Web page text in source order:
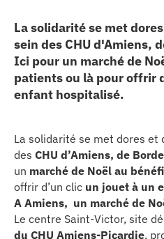
au CHU
écologique
La solidarité se met
sein des CHU d'Amiens,
Ici pour un marché de
patients ou là pour offrir
enfant hospitalisé.
La solidarité se met dores et
des CHU d’Amiens, de
un marché de Noël au
offrir d’un clic un jouet à un
A Amiens, un marché de
Le centre Saint-Victor, site
du CHU Amiens-Picardie,